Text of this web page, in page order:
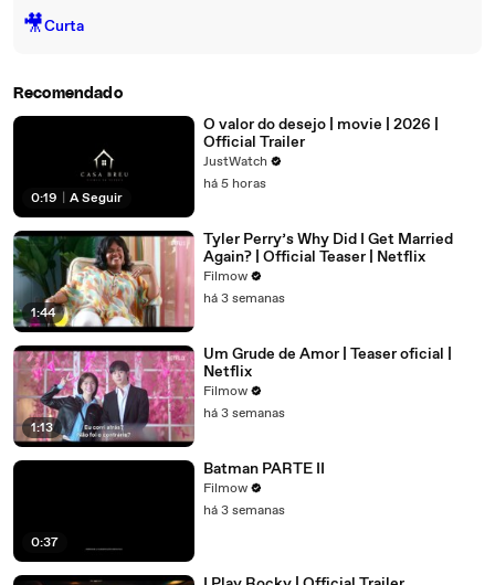
🎥Curta
Recomendado
0:19 A Seguir
O valor do desejo | movie | 2026 |
Official Trailer
JustWatch
há 5 horas
1:44
Tyler Perry’s Why Did I Get Married
Again? | Official Teaser | Netflix
Filmow
há 3 semanas
1:13
Um Grude de Amor | Teaser oficial |
Netflix
Filmow
há 3 semanas
0:37
Batman PARTE II
Filmow
há 3 semanas